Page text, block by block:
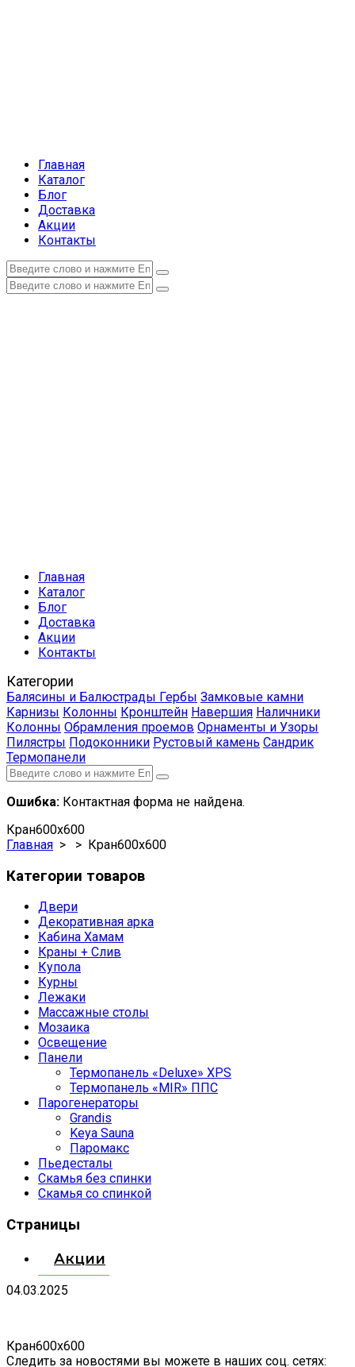
Главная
Каталог
Блог
Доставка
Акции
Контакты
Главная
Каталог
Блог
Доставка
Акции
Контакты
Категории
Балясины и Балюстрады Гербы Замковые камни
Карнизы Колонны Кронштейн Навершия Наличники
Колонны Обрамления проемов Орнаменты и Узоры
Пилястры Подоконники Рустовый камень Сандрик
Термопанели
Ошибка: Контактная форма не найдена.
Кран600х600
Главная > > Кран600х600
Категории товаров
Двери
Декоративная арка
Кабина Хамам
Краны + Слив
Купола
Курны
Лежаки
Массажные столы
Мозаика
Освещение
Панели
Термопанель «Deluxe» XPS
Термопанель «MIR» ППС
Парогенераторы
Grandis
Keya Sauna
Паромакс
Пьедесталы
Скамья без спинки
Скамья со спинкой
Страницы
Акции
04.03.2025
Кран600х600
Следить за новостями вы можете в наших соц. сетях: